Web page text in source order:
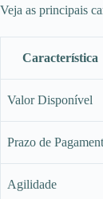
Veja as principais
Característica
Valor Disponível
Prazo de
Agilidade